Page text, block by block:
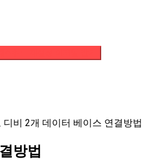
디비 2개 데이터 베이스 연결방법
방법